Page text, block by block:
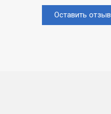
Оставить отзыв